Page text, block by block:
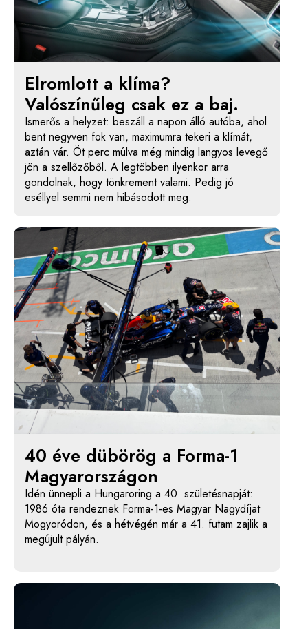
Elromlott a klíma?
Valószínűleg csak ez a baj.
Ismerős a helyzet: beszáll a napon álló autóba, ahol
bent negyven fok van, maximumra tekeri a klímát,
aztán vár. Öt perc múlva még mindig langyos levegő
jön a szellőzőből. A legtöbben ilyenkor arra
gondolnak, hogy tönkrement valami. Pedig jó
eséllyel semmi nem hibásodott meg:
40 éve dübörög a Forma-1
Magyarországon
Idén ünnepli a Hungaroring a 40. születésnapját:
1986 óta rendeznek Forma-1-es Magyar Nagydíjat
Mogyoródon, és a hétvégén már a 41. futam zajlik a
megújult pályán.